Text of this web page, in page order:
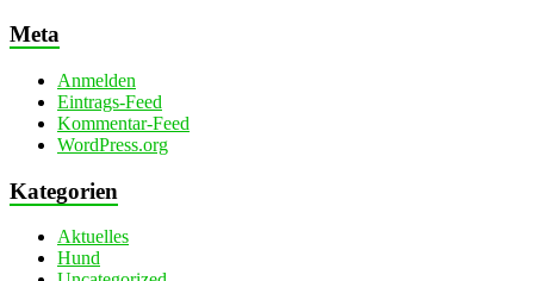
Meta
Anmelden
Eintrags-Feed
Kommentar-Feed
WordPress.org
Kategorien
Aktuelles
Hund